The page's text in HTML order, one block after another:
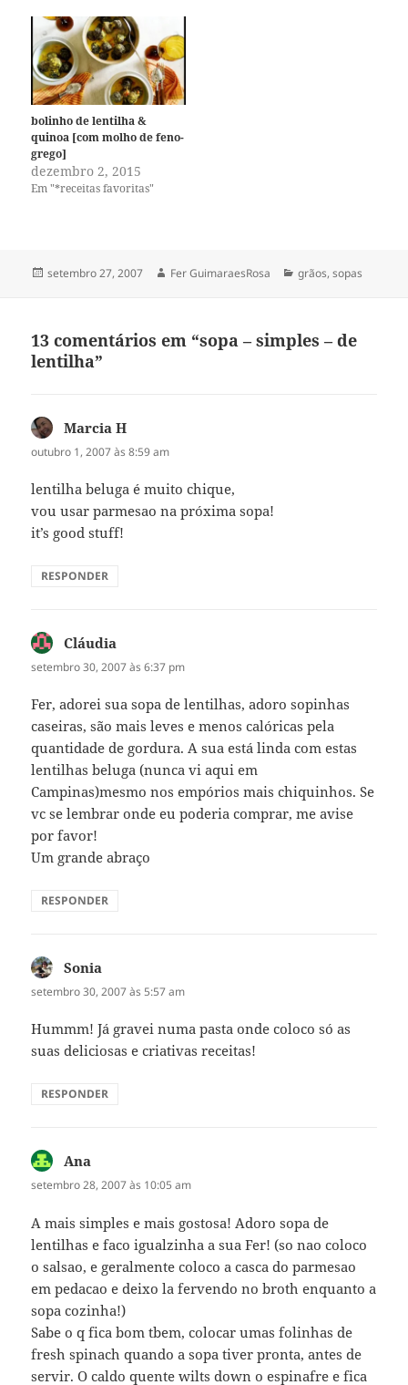
bolinho de lentilha &
quinoa [com molho de feno-
grego]
dezembro 2, 2015
Em "*receitas favoritas"
Publicado
setembro 27, 2007 Autor
Fer GuimaraesRosa Categorias
grãos,sopas
13 comentários em “sopa – simples – de
lentilha”
Marcia H
outubro 1, 2007 às 8:59 am
lentilha beluga é muito chique,
vou usar parmesao na próxima sopa!
it’s good stuff!
RESPONDER
Cláudia
setembro 30, 2007 às 6:37 pm
Fer, adorei sua sopa de lentilhas, adoro sopinhas
caseiras, são mais leves e menos calóricas pela
quantidade de gordura. A sua está linda com estas
lentilhas beluga (nunca vi aqui em
Campinas)mesmo nos empórios mais chiquinhos. Se
vc se lembrar onde eu poderia comprar, me avise
por favor!
Um grande abraço
RESPONDER
Sonia
setembro 30, 2007 às 5:57 am
Hummm! Já gravei numa pasta onde coloco só as
suas deliciosas e criativas receitas!
RESPONDER
Ana
setembro 28, 2007 às 10:05 am
A mais simples e mais gostosa! Adoro sopa de
lentilhas e faco igualzinha a sua Fer! (so nao coloco
o salsao, e geralmente coloco a casca do parmesao
em pedacao e deixo la fervendo no broth enquanto a
sopa cozinha!)
Sabe o q fica bom tbem, colocar umas folinhas de
fresh spinach quando a sopa tiver pronta, antes de
servir. O caldo quente wilts down o espinafre e fica